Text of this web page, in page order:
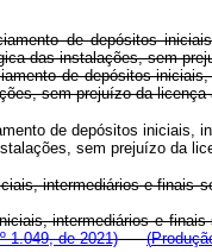
de depósitos
das instalações, sem
de depósitos
sem prejuízo da
de depósitos iniciais,
sem prejuízo
intermediários e finais
intermediários e
1.049, de 2021) (